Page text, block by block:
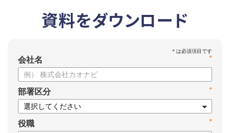
資料をダウンロード
*
会社名
*
部署区分
*
役職